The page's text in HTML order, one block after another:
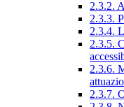
2.3.2.
2.3.3.
2.3.4.
2.3.5.
2.3.6.
2.3.7.